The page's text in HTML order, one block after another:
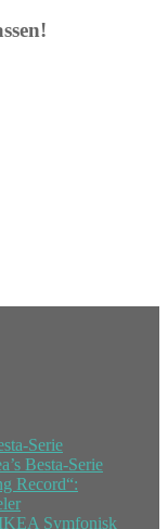
Serie
Besta-Serie
Record“:
Symfonisk